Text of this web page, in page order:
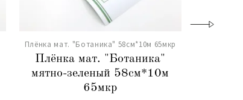
Плёнка мат. "Ботаника" 58см*10м 65мкр
Плёнка мат. "Ботаника"
мятно-зеленый 58см*10м
65мкр